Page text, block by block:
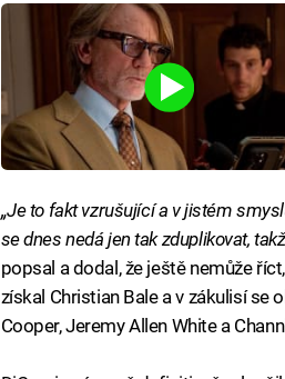
„Je to fakt vzrušující a v jistém
se dnes nedá jen tak zduplikovat,
popsal a dodal, že ještě nemůže
získal Christian Bale a v zákulisí se
Cooper, Jeremy Allen White a